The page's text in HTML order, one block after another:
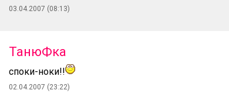
03.04.2007 (08:13)
ТанюФка
споки-ноки!!
02.04.2007 (23:22)